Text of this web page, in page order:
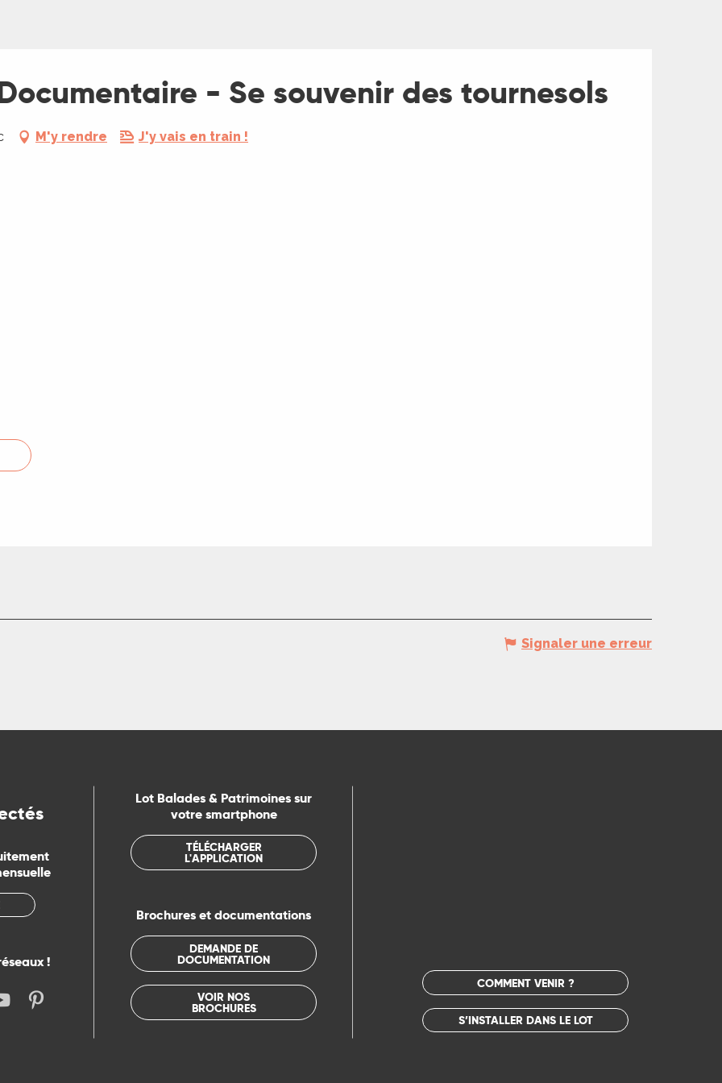
- Se souvenir des tournesols
M'y rendre J'y vais en train !
Signaler une erreur
!
Lot Balades & Patrimoines sur
votre smartphone
TÉLÉCHARGER
L'APPLICATION
Brochures et documentations
DEMANDE DE
DOCUMENTATION
VOIR NOS
BROCHURES
COMMENT VENIR ?
S’INSTALLER DANS LE LOT